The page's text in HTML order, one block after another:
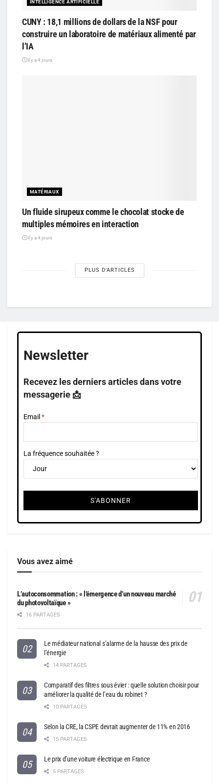
INTELLIGENCE ARTIFICIELLE
CUNY : 18,1 millions de dollars de la NSF pour
construire un laboratoire de matériaux alimenté par
l’IA
il y a 4 jours
MATÉRIAUX
Un fluide sirupeux comme le chocolat stocke de
multiples mémoires en interaction
il y a 4 jours
PLUS D'ARTICLES
Newsletter
Recevez les derniers articles dans votre
messagerie 📩
Email
La fréquence souhaitée ?
Vous avez aimé
L’autoconsommation : « l’émergence d’un nouveau marché
du photovoltaïque »
16 PARTAGES
Le médiateur national s’alarme de la hausse des prix de
l’énergie
14 PARTAGES
Comparatif des filtres sous évier : quelle solution choisir pour
améliorer la qualité de l’eau du robinet ?
10 PARTAGES
Selon la CRE, la CSPE devrait augmenter de 11% en 2016
15 PARTAGES
Le prix d’une voiture électrique en France
5 PARTAGES